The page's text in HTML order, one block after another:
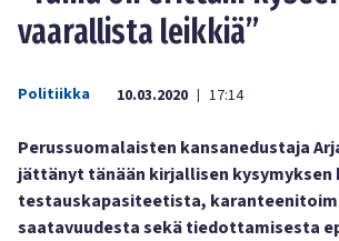
vaarallista leikkiä”
Politiikka 10.03.2020 | 17:14
Perussuomalaisten kansanedustaja
jättänyt tänään kirjallisen kysymyksen
testauskapasiteetista,
saatavuudesta sekä tiedottamisesta